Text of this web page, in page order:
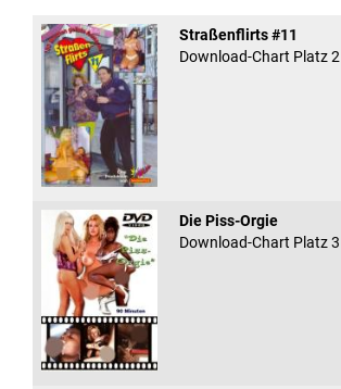
Straßenflirts #11
Download-Chart Platz 2
Die Piss-Orgie
Download-Chart Platz 3